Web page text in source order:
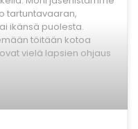
tartuntavaaran,
ikänsä puolesta.
töitään kotoa
vielä lapsien ohjaus